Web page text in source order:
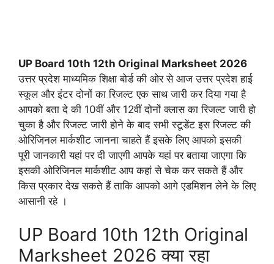
UP Board 10th 12th Original Marksheet 2026
उत्तर प्रदेश माध्यमिक शिक्षा बोर्ड की ओर से आज उत्तर प्रदेश हाई
स्कूल और इंटर दोनों का रिजल्ट एक साथ जारी कर दिया गया है
आपको बता दे की 10वीं और 12वीं दोनों क्लास का रिजल्ट जारी हो
चुका है और रिजल्ट जारी होने के बाद सभी स्टूडेंट इस रिजल्ट की
ओरिजिनल मार्कशीट जानना चाहते हैं इसके लिए आपको इसकी
पूरी जानकारी यहां पर दी जाएगी आपके यहां पर बताया जाएगा कि
इसकी ओरिजिनल मार्कशीट आप कहां से चेक कर सकते हैं और
किस प्रकार देख सकते हैं ताकि आपको आगे एडमिशन लेने के लिए
आसानी रहे ।
UP Board 10th 12th Original
Marksheet 2026 क्या रहा